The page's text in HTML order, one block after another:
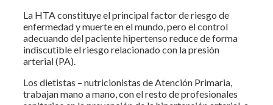
La HTA constituye el principal factor de riesgo de
enfermedad y muerte en el mundo, pero el control
adecuando del paciente hipertenso reduce de forma
indiscutible el riesgo relacionado con la presión
arterial (PA).
Los dietistas – nutricionistas de Atención Primaria,
trabajan mano a mano, con el resto de profesionales